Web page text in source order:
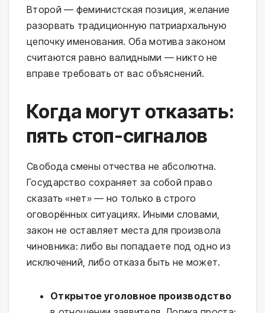
Второй — феминистская позиция, желание
разорвать традиционную патриархальную
цепочку именования. Оба мотива законом
считаются равно валидными — никто не
вправе требовать от вас объяснений.
Когда могут отказать:
пять стоп-сигналов
Свобода смены отчества не абсолютна.
Государство сохраняет за собой право
сказать «нет» — но только в строго
оговорённых ситуациях. Иными словами,
закон не оставляет места для произвола
чиновника: либо вы попадаете под одно из
исключений, либо отказа быть не может.
Открытое уголовное производство